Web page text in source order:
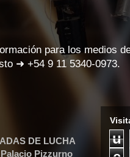
para los medios
➜ +54 9 11 5340-0973.
DE LUCHA
Pizzurno
u